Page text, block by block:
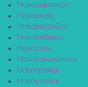
Новопавловск
Новоржев
Новороссийск
Новосибирск
Новосиль
Новосокольники
Новотроицк
Новоузенск